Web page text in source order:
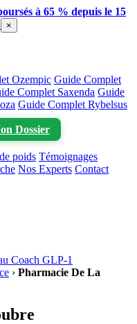
à 65 % depuis le 15
×
Ozempic Guide Complet
Complet Saxenda Guide
Guide Complet Rybelsus
Dossier
poids Témoignages
Nos Experts Contact
Coach GLP-1
› Pharmacie De La